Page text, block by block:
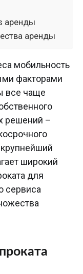
аренды
аренды
мобильность
факторами
все чаще
решений –
широкий
для
сервиса